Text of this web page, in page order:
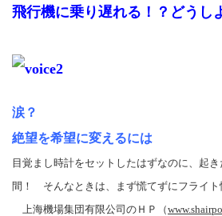
飛行機に乗り遅れる！？どうし
涙？
絶望を希望に変えるには
目覚まし時計をセットしたはずなのに、起
間！ そんなときは、まず慌てずにフライト
上海機場集団有限公司のＨＰ（